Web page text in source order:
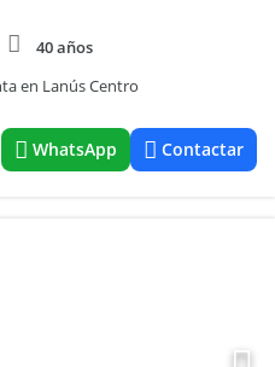
40 años
en Lanús Centro
WhatsApp Contactar